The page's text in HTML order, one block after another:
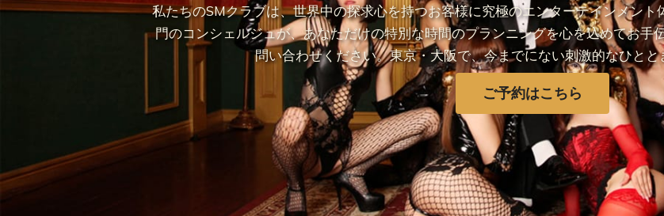
私たちのSMクラブは、世界中の探求心を持つお客様に究極のエンターテインメン
門のコンシェルジュが、あなただけの特別な時間のプランニングを心を込めてお手
問い合わせください。東京・大阪で、今までにない刺激的なひと
ご予約はこちら